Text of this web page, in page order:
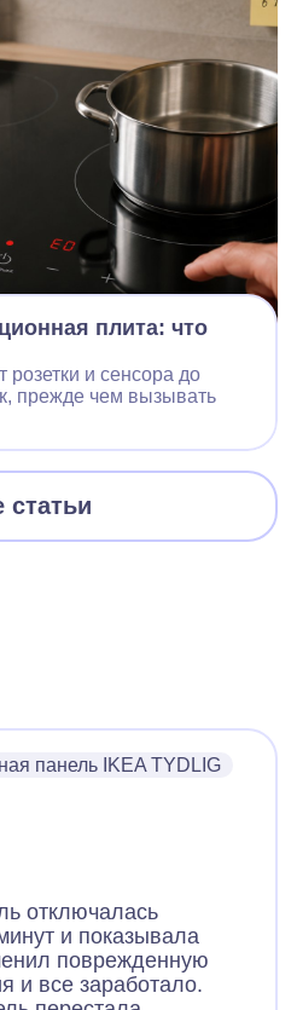
плита: что
розетки и сенсора до
прежде чем вызывать
статьи
панель IKEA TYDLIG
отключалась
и показывала
поврежденную
и все заработало.